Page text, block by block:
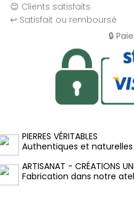
😊 Clients satisfaits
↩️ Satisfait ou remboursé
🔒
PIERRES VÉRITABLES
Authentiques et
ARTISANAT - CRÉATIONS
Fabrication dans notre